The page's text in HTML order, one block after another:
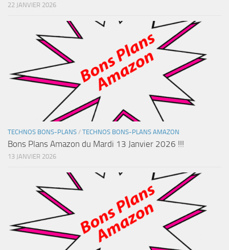
22 JANVIER 2026
TECHNOS BONS-PLANS / TECHNOS BONS-PLANS AMAZON
Bons Plans Amazon du Mardi 13 Janvier 2026 !!!
13 JANVIER 2026